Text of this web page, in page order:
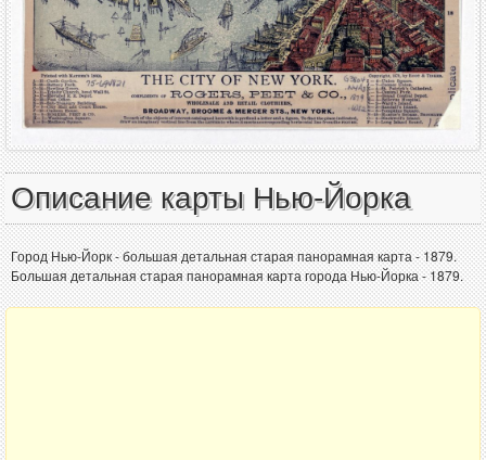
Описание карты Нью-Йорка
Город Нью-Йорк - большая детальная старая панорамная карта - 1879.
Большая детальная старая панорамная карта города Нью-Йорка - 1879.